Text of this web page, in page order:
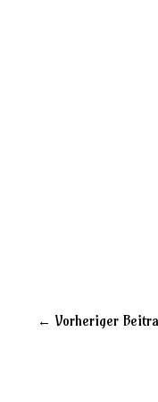
← Vorheriger